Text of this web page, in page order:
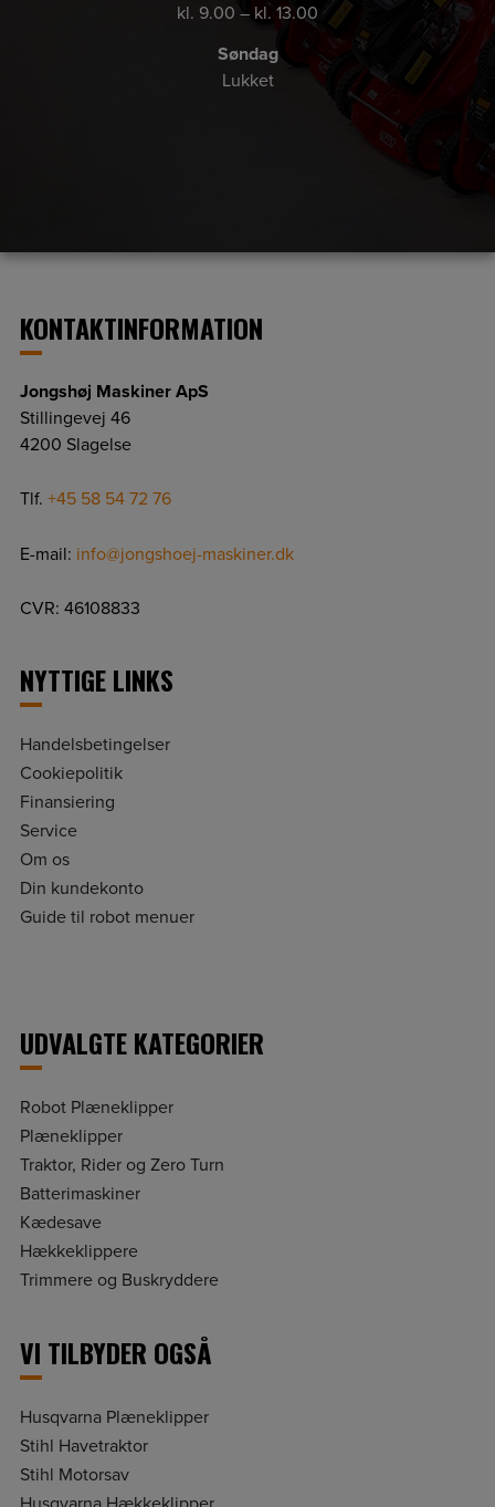
kl. 9.00 – kl. 13.00
Søndag
Lukket
KONTAKTINFORMATION
Jongshøj Maskiner ApS
Stillingevej 46
4200 Slagelse
Tlf. +45 58 54 72 76
E-mail: info@jongshoej-maskiner.dk
CVR: 46108833
NYTTIGE LINKS
Handelsbetingelser
Cookiepolitik
Finansiering
Service
Om os
Din kundekonto
Guide til robot menuer
UDVALGTE KATEGORIER
Robot Plæneklipper
Plæneklipper
Traktor, Rider og Zero Turn
Batterimaskiner
Kædesave
Hækkeklippere
Trimmere og Buskryddere
VI TILBYDER OGSÅ
Husqvarna Plæneklipper
Stihl Havetraktor
Stihl Motorsav